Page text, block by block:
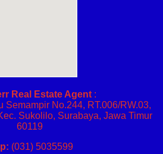
Real Estate Agent :
Semampir No.244, RT.006/RW.03,
Sukolilo, Surabaya, Jawa Timur
60119
(031) 5035599